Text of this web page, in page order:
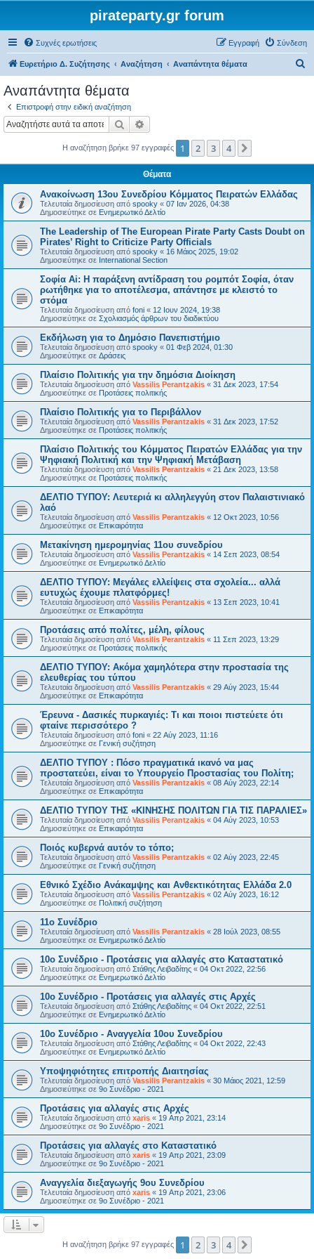
pirateparty.gr forum
Συχνές ερωτήσεις Σύνδεση
Εγγραφή
Ευρετήριο Δ. Συζήτησης Αναζήτηση Αναπάντητα θέματα
η
Αναπάντητα θέματα
Επιστροφή στην ειδική αναζήτηση
Αναζήτηση
Η αναζήτηση βρήκε 97 εγγραφές 1 2 3 4
Θέματα
Ανακοίνωση 13ου Συνεδρίου Κόμματος Πειρατών Ελλάδας
Τελευταία δημοσίευση από spooky « 07 Ιαν 2026, 04:38
Δημοσιεύτηκε σε Ενημερωτικό Δελτίο
The Leadership of The European Pirate Party Casts Doubt on
Pirates’ Right to Criticize Party Officials
Τελευταία δημοσίευση από spooky « 16 Μάιος 2025, 19:02
Δημοσιεύτηκε σε International Section
Σοφία Ai: Η παράξενη αντίδραση του ρομπότ Σοφία, όταν
ρωτήθηκε για το αποτέλεσμα, απάντησε με κλειστό το
στόμα
Τελευταία δημοσίευση από foni « 12 Ιουν 2024, 19:38
Δημοσιεύτηκε σε Σχολιασμός άρθρων του διαδικτύου
Εκδήλωση για το Δημόσιο Πανεπιστήμιο
Τελευταία δημοσίευση από spooky « 01 Φεβ 2024, 01:30
Δημοσιεύτηκε σε Δράσεις
Πλαίσιο Πολιτικής για την δημόσια Διοίκηση
Τελευταία δημοσίευση από Vassilis Perantzakis « 31 Δεκ 2023, 17:54
Δημοσιεύτηκε σε Προτάσεις πολιτικής
Πλαίσιο Πολιτικής για το Περιβάλλον
Τελευταία δημοσίευση από Vassilis Perantzakis « 31 Δεκ 2023, 17:52
Δημοσιεύτηκε σε Προτάσεις πολιτικής
Πλαίσιο Πολιτικής του Κόμματος Πειρατών Ελλάδας για την
Ψηφιακή Πολιτική και την Ψηφιακή Μετάβαση
Τελευταία δημοσίευση από Vassilis Perantzakis « 21 Δεκ 2023, 13:58
Δημοσιεύτηκε σε Προτάσεις πολιτικής
ΔΕΛΤΙΟ ΤΥΠΟΥ: Λευτεριά κι αλληλεγγύη στον Παλαιστινιακό
λαό
Τελευταία δημοσίευση από Vassilis Perantzakis « 12 Οκτ 2023, 10:56
Δημοσιεύτηκε σε Επικαιρότητα
Μετακίνηση ημερομηνίας 11ου συνεδρίου
Τελευταία δημοσίευση από Vassilis Perantzakis « 14 Σεπ 2023, 08:54
Δημοσιεύτηκε σε Ενημερωτικό Δελτίο
ΔΕΛΤΙΟ ΤΥΠΟΥ: Μεγάλες ελλείψεις στα σχολεία... αλλά
ευτυχώς έχουμε πλατφόρμες!
Τελευταία δημοσίευση από Vassilis Perantzakis « 13 Σεπ 2023, 10:41
Δημοσιεύτηκε σε Επικαιρότητα
Προτάσεις από πολίτες, μέλη, φίλους
Τελευταία δημοσίευση από Vassilis Perantzakis « 11 Σεπ 2023, 13:29
Δημοσιεύτηκε σε Προτάσεις πολιτικής
ΔΕΛΤΙΟ ΤΥΠΟΥ: Ακόμα χαμηλότερα στην προστασία της
ελευθερίας του τύπου
Τελευταία δημοσίευση από Vassilis Perantzakis « 29 Αύγ 2023, 15:44
Δημοσιεύτηκε σε Επικαιρότητα
Έρευνα - Δασικές πυρκαγιές: Τι και ποιοι πιστεύετε ότι
φταίνε περισσότερο ?
Τελευταία δημοσίευση από foni « 22 Αύγ 2023, 11:16
Δημοσιεύτηκε σε Γενική συζήτηση
ΔΕΛΤΙΟ ΤΥΠΟΥ : Πόσο πραγματικά ικανό να μας
προστατεύει, είναι το Υπουργείο Προστασίας του Πολίτη;
Τελευταία δημοσίευση από Vassilis Perantzakis « 08 Αύγ 2023, 22:14
Δημοσιεύτηκε σε Επικαιρότητα
ΔΕΛΤΙΟ ΤΥΠΟΥ ΤΗΣ «ΚΙΝΗΣΗΣ ΠΟΛΙΤΩΝ ΓΙΑ ΤΙΣ ΠΑΡΑΛΙΕΣ»
Τελευταία δημοσίευση από Vassilis Perantzakis « 04 Αύγ 2023, 10:53
Δημοσιεύτηκε σε Επικαιρότητα
Ποιός κυβερνά αυτόν το τόπο;
Τελευταία δημοσίευση από Vassilis Perantzakis « 02 Αύγ 2023, 22:45
Δημοσιεύτηκε σε Γενική συζήτηση
Eθνικό Σχέδιο Ανάκαμψης και Ανθεκτικότητας Ελλάδα 2.0
Τελευταία δημοσίευση από Vassilis Perantzakis « 02 Αύγ 2023, 16:12
Δημοσιεύτηκε σε Πολιτική συζήτηση
11o Συνέδριο
Τελευταία δημοσίευση από Vassilis Perantzakis « 28 Ιούλ 2023, 08:55
Δημοσιεύτηκε σε Ενημερωτικό Δελτίο
10ο Συνέδριο - Προτάσεις για αλλαγές στο Καταστατικό
Τελευταία δημοσίευση από Στάθης Λειβαδίτης « 04 Οκτ 2022, 22:56
Δημοσιεύτηκε σε Ενημερωτικό Δελτίο
10ο Συνέδριο - Προτάσεις για αλλαγές στις Αρχές
Τελευταία δημοσίευση από Στάθης Λειβαδίτης « 04 Οκτ 2022, 22:51
Δημοσιεύτηκε σε Ενημερωτικό Δελτίο
10ο Συνέδριο - Αναγγελία 10ου Συνεδρίου
Τελευταία δημοσίευση από Στάθης Λειβαδίτης « 04 Οκτ 2022, 22:43
Δημοσιεύτηκε σε Ενημερωτικό Δελτίο
Υποψηφιότητες επιτροπής Διαιτησίας
Τελευταία δημοσίευση από Vassilis Perantzakis « 30 Μάιος 2021, 12:59
Δημοσιεύτηκε σε 9ο Συνέδριο - 2021
Προτάσεις για αλλαγές στις Αρχές
Τελευταία δημοσίευση από xaris « 19 Απρ 2021, 23:14
Δημοσιεύτηκε σε 9ο Συνέδριο - 2021
Προτάσεις για αλλαγές στο Καταστατικό
Τελευταία δημοσίευση από xaris « 19 Απρ 2021, 23:09
Δημοσιεύτηκε σε 9ο Συνέδριο - 2021
Αναγγελία διεξαγωγής 9ου Συνεδρίου
Τελευταία δημοσίευση από xaris « 19 Απρ 2021, 23:06
Δημοσιεύτηκε σε 9ο Συνέδριο - 2021
Η αναζήτηση βρήκε 97 εγγραφές 1 2 3 4